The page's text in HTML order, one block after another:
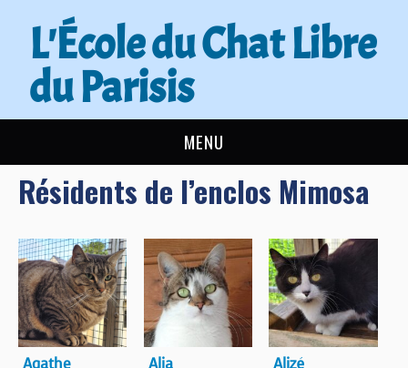
L'École du Chat Libre
du Parisis
MENU
L’ÉCOLE DU CHAT
ACTUALITÉS
ADOPTER
NOUS AIDER
Résidents de l’enclos Mimosa